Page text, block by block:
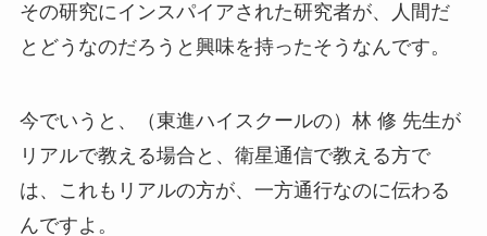
その研究にインスパイアされた研究者が、人間だ
とどうなのだろうと興味を持ったそうなんです。
今でいうと、（東進ハイスクールの）林 修 先生が
リアルで教える場合と、衛星通信で教える方で
は、これもリアルの方が、一方通行なのに伝わる
んですよ。